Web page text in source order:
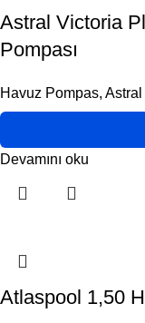
Astral Victoria
Pompası
Havuz Pompas, Astral
Devamını oku
Atlaspool 1,50